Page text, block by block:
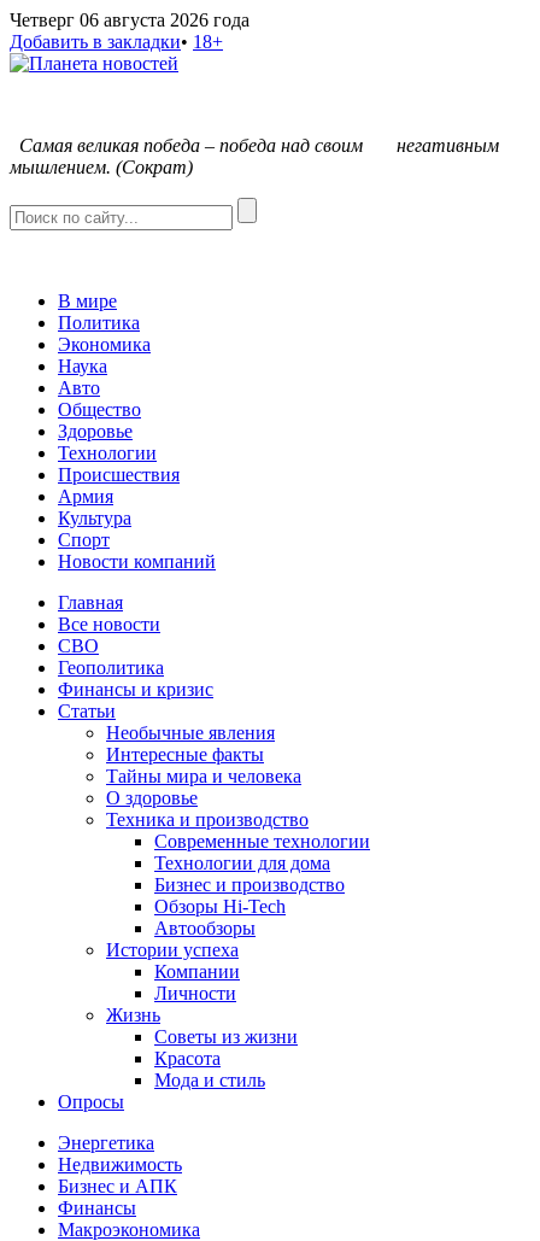
Четверг 06 августа 2026 года
Добавить в закладки• 18+
Самая великая победа – победа над своим негативным
мышлением. (Сократ)
В мире
Политика
Экономика
Наука
Авто
Общество
Здоровье
Технологии
Происшествия
Армия
Культура
Спорт
Новости компаний
Главная
Все новости
СВО
Геополитика
Финансы и кризис
Статьи
Необычные явления
Интересные факты
Тайны мира и человека
О здоровье
Техника и производство
Современные технологии
Технологии для дома
Бизнес и производство
Обзоры Hi-Tech
Автообзоры
Истории успеха
Компании
Личности
Жизнь
Советы из жизни
Красота
Мода и стиль
Опросы
Энергетика
Недвижимость
Бизнес и АПК
Финансы
Макроэкономика